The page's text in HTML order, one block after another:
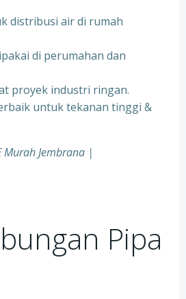
distribusi air di rumah
di perumahan dan
proyek industri ringan.
untuk tekanan tinggi &
Murah Jembrana |
Pipa